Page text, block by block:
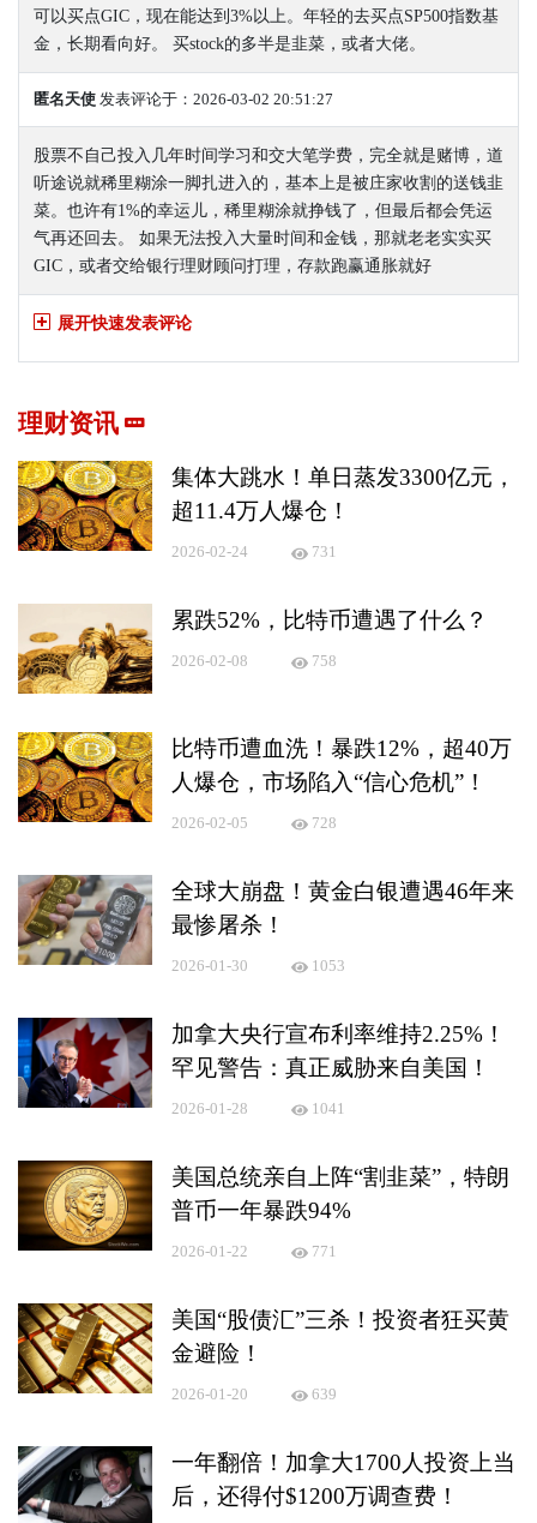
可以买点GIC，现在能达到3%以上。年轻的去买点SP500指数基
金，长期看向好。 买stock的多半是韭菜，或者大佬。
匿名天使 发表评论于：2026-03-02 20:51:27
股票不自己投入几年时间学习和交大笔学费，完全就是赌博，道
听途说就稀里糊涂一脚扎进入的，基本上是被庄家收割的送钱韭
菜。也许有1%的幸运儿，稀里糊涂就挣钱了，但最后都会凭运
气再还回去。 如果无法投入大量时间和金钱，那就老老实实买
GIC，或者交给银行理财顾问打理，存款跑赢通胀就好
展开快速发表评论
理财资讯
集体大跳水！单日蒸发3300亿元，
超11.4万人爆仓！
2026-02-24 731
累跌52%，比特币遭遇了什么？
2026-02-08 758
比特币遭血洗！暴跌12%，超40万
人爆仓，市场陷入“信心危机”！
2026-02-05 728
全球大崩盘！黄金白银遭遇46年来
最惨屠杀！
2026-01-30 1053
加拿大央行宣布利率维持2.25%！
罕见警告：真正威胁来自美国！
2026-01-28 1041
美国总统亲自上阵“割韭菜”，特朗
普币一年暴跌94%
2026-01-22 771
美国“股债汇”三杀！投资者狂买黄
金避险！
2026-01-20 639
一年翻倍！加拿大1700人投资上当
后，还得付$1200万调查费！